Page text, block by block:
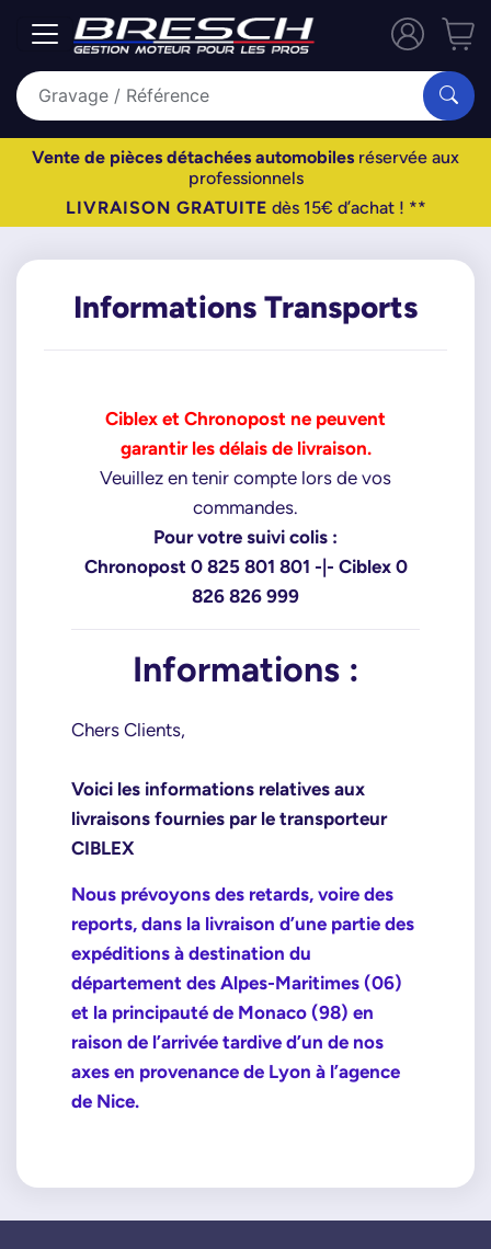
Vente de pièces détachées automobiles réservée aux
professionnels
LIVRAISON GRATUITE dès 15€ d’achat ! **
Informations Transports
Ciblex et Chronopost ne peuvent
garantir les délais de livraison.
Veuillez en tenir compte lors de vos
commandes.
Pour votre suivi colis :
Chronopost 0 825 801 801 -|- Ciblex 0
826 826 999
Informations :
Chers Clients,
Voici les informations relatives aux
livraisons fournies par le transporteur
CIBLEX
Nous prévoyons des retards, voire des
reports, dans la livraison d’une partie des
expéditions à destination du
département des Alpes-Maritimes (06)
et la principauté de Monaco (98) en
raison de l’arrivée tardive d’un de nos
axes en provenance de Lyon à l’agence
de Nice.